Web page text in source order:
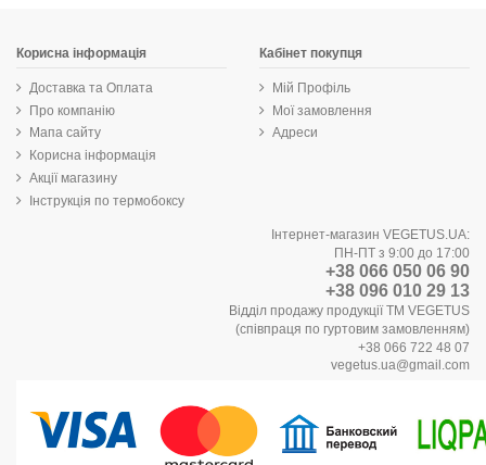
Корисна інформація
Доставка та Оплата
Про компанію
Мапа сайту
Корисна інформація
Акції магазину
Інструкція по термобоксу
Кабінет покупця
Мій Профіль
Мої замовлення
Адреси
Інтернет-магазин VEGETUS.UA:
ПН-ПТ з 9:00 до 17:00
+38 066 050 06 90
+38 096 010 29 13
Відділ продажу продукції ТМ VEGETUS
(співпраця по гуртовим замовленням)
+38 066 722 48 07
vegetus.ua@gmail.com